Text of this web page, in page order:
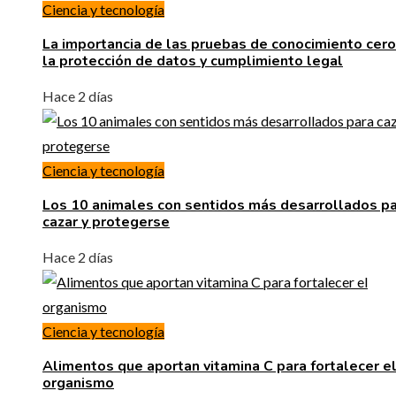
Ciencia y tecnología
La importancia de las pruebas de conocimiento
la protección de datos y cumplimiento legal
Hace 2 días
Ciencia y tecnología
Los 10 animales con sentidos más desarrollados
cazar y protegerse
Hace 2 días
Ciencia y tecnología
Alimentos que aportan vitamina C para fortalecer el
organismo